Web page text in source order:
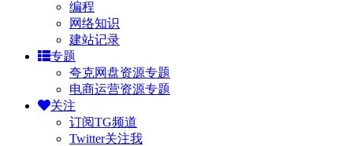
编程
网络知识
建站记录
专题
夸克网盘资源专题
电商运营资源专题
关注
订阅TG频道
Twitter关注我